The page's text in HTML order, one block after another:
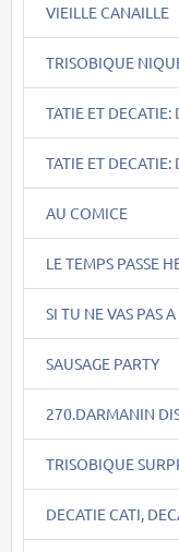
VIEILLE CANAILLE
TRISOBIQUE
TATIE ET DECATIE:
TATIE ET DECATIE:
AU COMICE
LE TEMPS PASSE
SI TU NE VAS PAS
SAUSAGE PARTY
270.DARMANIN
TRISOBIQUE
DECATIE CATI,